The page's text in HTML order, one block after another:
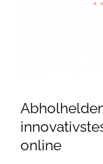
online